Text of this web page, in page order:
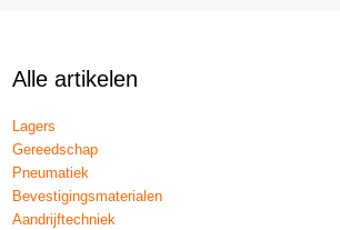
Alle artikelen
Lagers
Gereedschap
Pneumatiek
Bevestigingsmaterialen
Aandrijftechniek